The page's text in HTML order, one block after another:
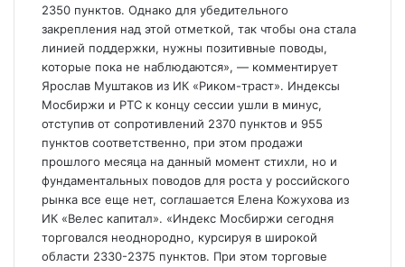
2350 пунктов. Однако для убедительного
закрепления над этой отметкой, так чтобы она стала
линией поддержки, нужны позитивные поводы,
которые пока не наблюдаются», — комментирует
Ярослав Муштаков из ИК «Риком-траст». Индексы
Мосбиржи и РТС к концу сессии ушли в минус,
отступив от сопротивлений 2370 пунктов и 955
пунктов соответственно, при этом продажи
прошлого месяца на данный момент стихли, но и
фундаментальных поводов для роста у российского
рынка все еще нет, соглашается Елена Кожухова из
ИК «Велес капитал». «Индекс Мосбиржи сегодня
торговался неоднородно, курсируя в широкой
области 2330-2375 пунктов. При этом торговые